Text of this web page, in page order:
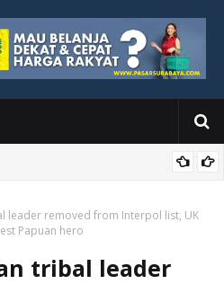
Wisuda
leader removed from Interpol list, UK
Papuan hero
tribal leader